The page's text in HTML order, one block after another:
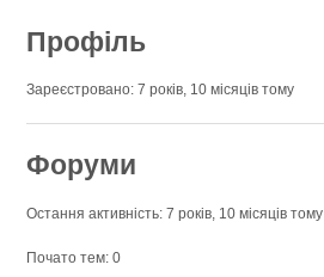
Профіль
Зареєстровано: 7 років, 10 місяців тому
Форуми
Остання активність: 7 років, 10 місяців тому
Почато тем: 0